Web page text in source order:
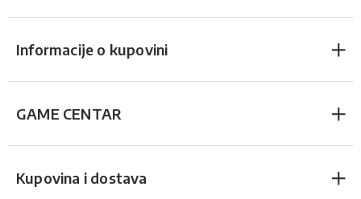
Informacije o kupovini
GAME CENTAR
Kupovina i dostava